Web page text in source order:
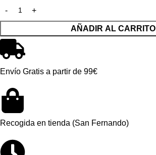
AÑADIR AL CARRITO
Envío Gratis a partir de 99€
Recogida en tienda (San Fernando)